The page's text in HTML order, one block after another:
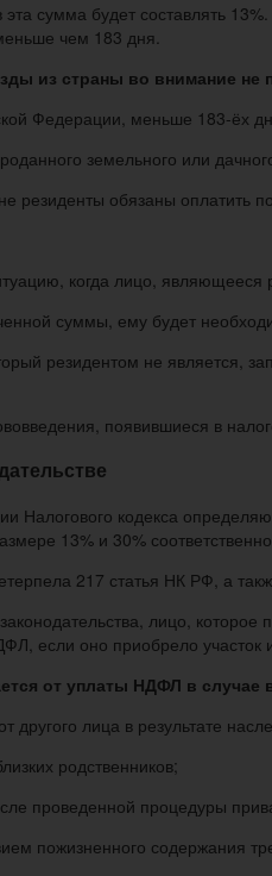
эта сумма будет составлять
чем 183 дня.
из страны во внимание не
Федерации, меньше 183-ёх
земельного или
резиденты обязаны оплатить
когда лицо, являющееся
суммы, ему будет
резидентом не является,
появившиеся в
Налогового кодекса
13% и 30%
217 статья НК РФ, а
лицо,
если оно приобрело участок
от уплаты НДФЛ в
другого лица в результате
родственников;
проведенной процедуры
пожизненного содержания